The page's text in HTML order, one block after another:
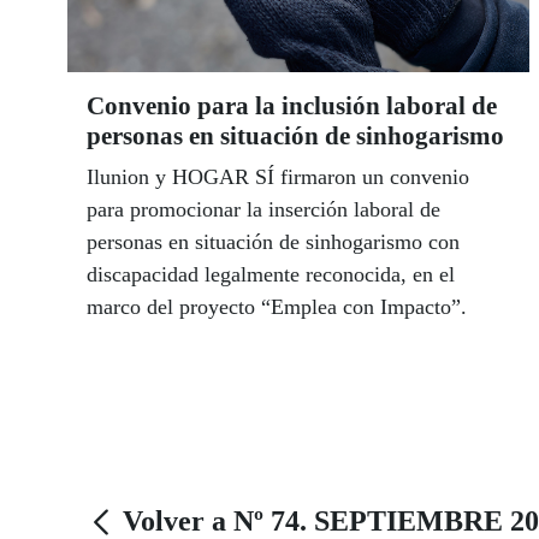
Convenio para la inclusión laboral de
personas en situación de sinhogarismo
Ilunion y HOGAR SÍ firmaron un convenio
para promocionar la inserción laboral de
personas en situación de sinhogarismo con
discapacidad legalmente reconocida, en el
marco del proyecto “Emplea con Impacto”.
Volver a Nº 74. SEPTIEMBRE